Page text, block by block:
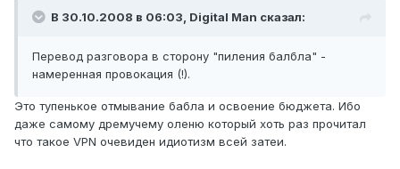
В 30.10.2008 в 06:03, Digital Man сказал:
Перевод разговора в сторону "пиления балбла" -
намеренная провокация (!).
Это тупенькое отмывание бабла и освоение бюджета. Ибо
даже самому дремучему оленю который хоть раз прочитал
что такое VPN очевиден идиотизм всей затеи.